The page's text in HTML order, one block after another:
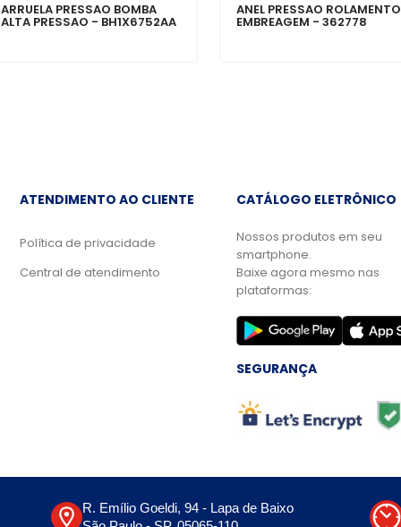
ARRUELA PRESSAO BOMBA
ALTA PRESSAO - BH1X6752AA
ANEL PRESSAO ROLAMENTO
EMBREAGEM - 362778
ATENDIMENTO AO CLIENTE
Política de privacidade
Central de atendimento
CATÁLOGO ELETRÔNICO
Nossos produtos em seu
smartphone.
Baixe agora mesmo nas
plataformas:
SEGURANÇA
R. Emílio Goeldi, 94 - Lapa de Baixo